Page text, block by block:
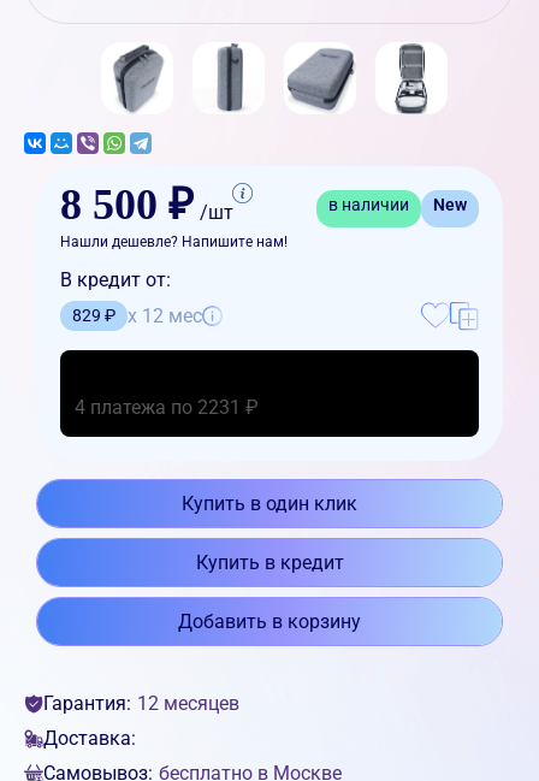
8 500 ₽ /шт в наличии New
Нашли дешевле? Напишите нам!
В кредит от:
829 ₽ x 12 мес
4 платежа по 2231 ₽
Купить в один клик
Купить в кредит
Добавить в корзину
Гарантия: 12 месяцев
Доставка:
Самовывоз: бесплатно в Москве